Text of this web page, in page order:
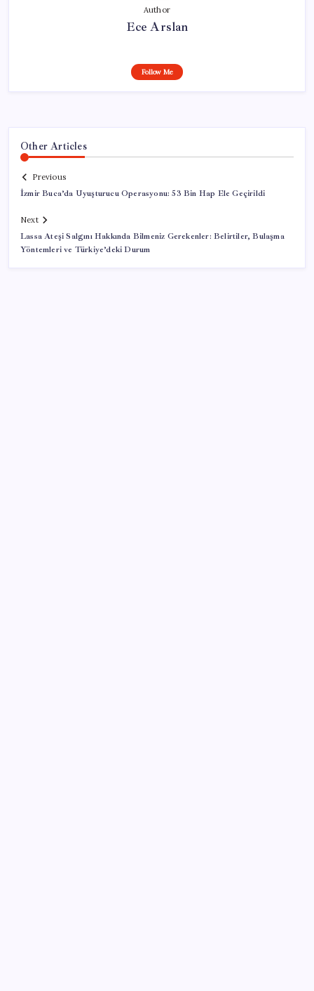
Author
Ece Arslan
Follow Me
Other Articles
Previous
İzmir Buca’da Uyuşturucu Operasyonu: 53 Bin Hap Ele Geçirildi
Next
Lassa Ateşi Salgını Hakkında Bilmeniz Gerekenler: Belirtiler, Bulaşma
Yöntemleri ve Türkiye’deki Durum